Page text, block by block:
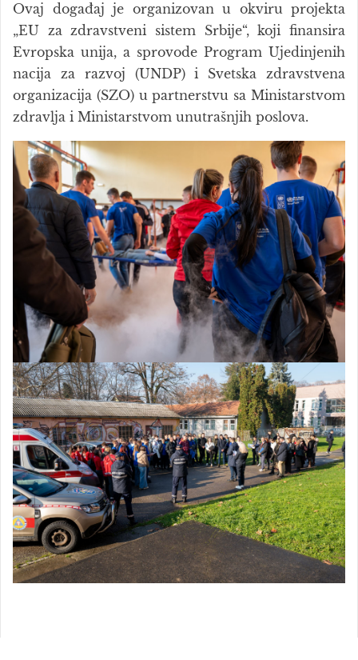
Ovaj događaj je organizovan u okviru projekta
„EU za zdravstveni sistem Srbije“, koji finansira
Evropska unija, a sprovode Program Ujedinjenih
nacija za razvoj (UNDP) i Svetska zdravstvena
organizacija (SZO) u partnerstvu sa Ministarstvom
zdravlja i Ministarstvom unutrašnjih poslova.